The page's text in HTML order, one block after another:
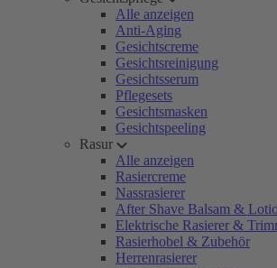
Alle anzeigen
Anti-Aging
Gesichtscreme
Gesichtsreinigung
Gesichtsserum
Pflegesets
Gesichtsmasken
Gesichtspeeling
Rasur
Alle anzeigen
Rasiercreme
Nassrasierer
After Shave Balsam &
Elektrische Rasierer &
Rasierhobel & Zubehör
Herrenrasierer